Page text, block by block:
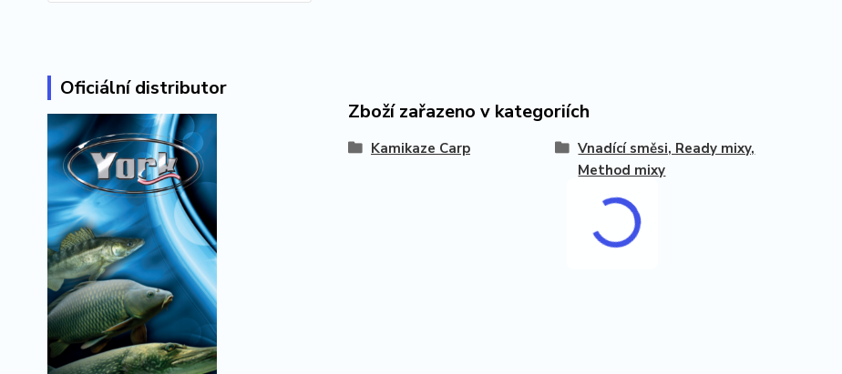
Oficiální distributor
Zboží zařazeno v kategoriích
Kamikaze Carp
Vnadící směsi, Ready mixy,
Method mixy